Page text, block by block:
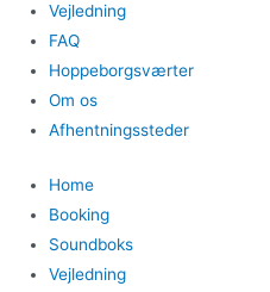
Vejledning
FAQ
Hoppeborgsværter
Om os
Afhentningssteder
Home
Booking
Soundboks
Vejledning